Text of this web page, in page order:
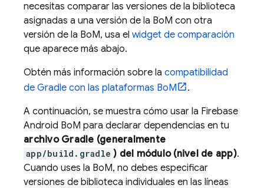
necesitas comparar las versiones de la biblioteca
asignadas a una versión de la BoM con otra
versión de la BoM, usa el widget de comparación
que aparece más abajo.
Obtén más información sobre la compatibilidad
de Gradle con las plataformas BoM
.
A continuación, se muestra cómo usar la Firebase
Android BoM para declarar dependencias en tu
archivo Gradle (generalmente
app/build.gradle ) del módulo (nivel de app).
Cuando uses la BoM, no debes especificar
versiones de biblioteca individuales en las líneas